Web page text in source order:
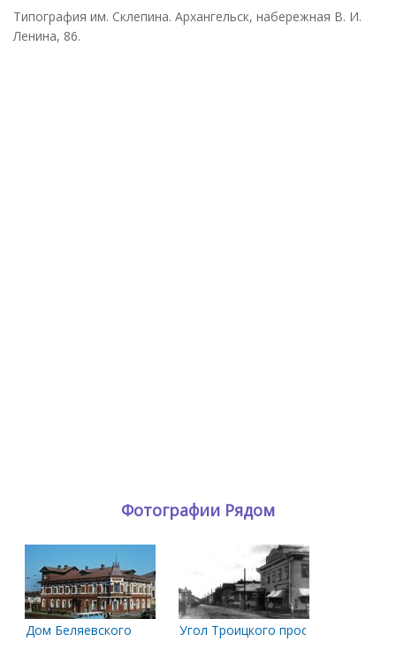
Типография им. Склепина. Архангельск, набережная В. И.
Ленина, 86.
Фотографии Рядом
Дом Беляевского Угол Троицкого проспекта и